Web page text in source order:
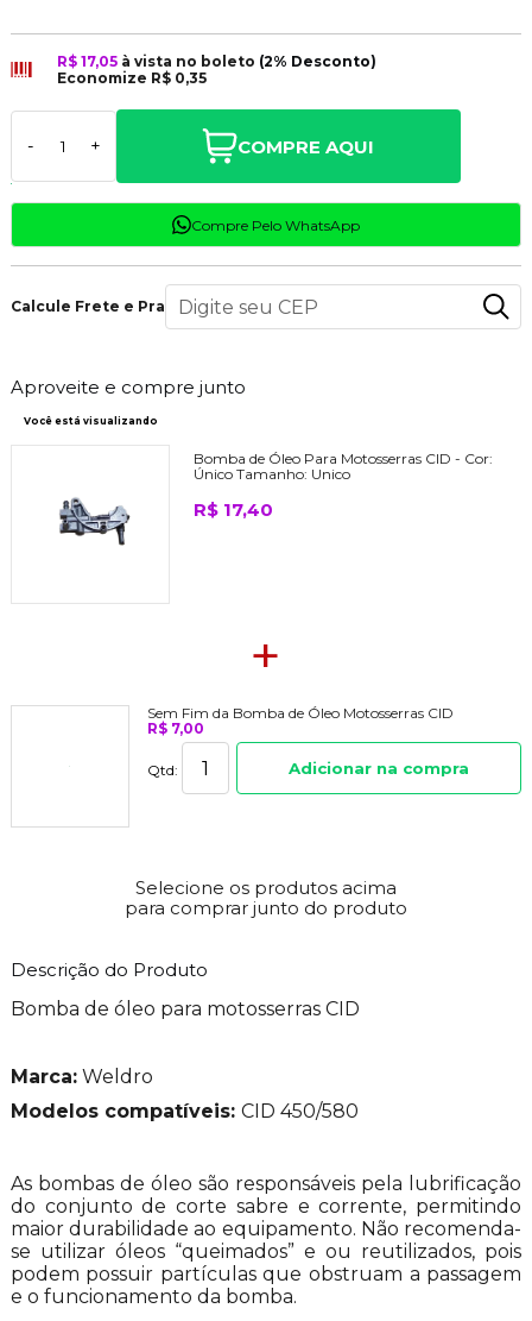
R$ 17,05 à vista no boleto (2% Desconto)
Economize R$ 0,35
- + COMPRE AQUI
Compre Pelo WhatsApp
Calcule Frete e Prazo
Aproveite e compre junto
Você está visualizando
Bomba de Óleo Para Motosserras CID - Cor:
Único Tamanho: Unico
R$ 17,40
+
Sem Fim da Bomba de Óleo Motosserras CID
R$ 7,00
Qtd: Adicionar na compra
Selecione os produtos acima
para comprar junto do produto
Descrição do Produto
Bomba de óleo para motosserras CID
Marca:Weldro
Modelos compatíveis: CID 450/580
As bombas de óleo são responsáveis pela lubrificação
do conjunto de corte sabre e corrente, permitindo
maior durabilidade ao equipamento. Não recomenda-
se utilizar óleos “queimados” e ou reutilizados, pois
podem possuir partículas que obstruam a passagem
e o funcionamento da bomba.